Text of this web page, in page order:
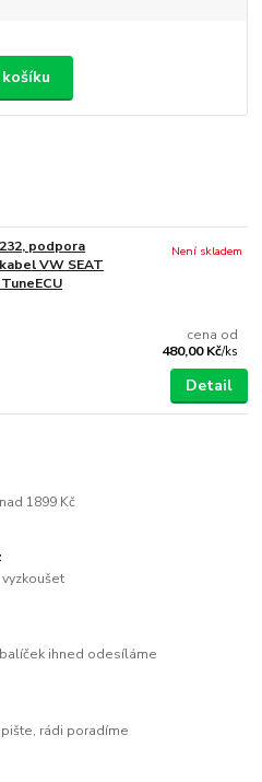
podpora
VW SEAT
cena od
480,00 Kč/ks
Není skladem
Detail
1899 Kč
ihned odesíláme
rádi poradíme